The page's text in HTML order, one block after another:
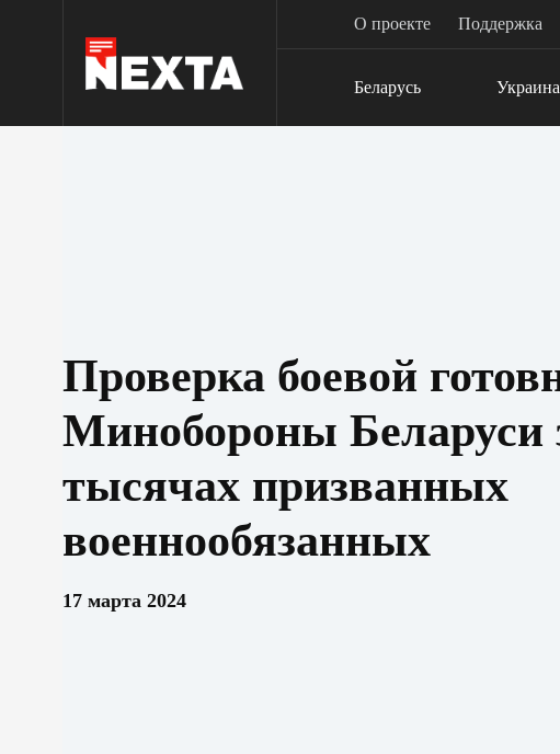
О проекте Поддержка
Беларусь Украина
Проверка боевой
Минобороны Беларуси
тысячах призванных
военнообязанных
17 марта 2024